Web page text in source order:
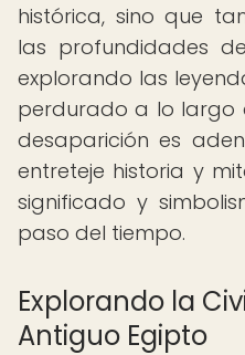
histórica, sino que
las profundidades
explorando las
perdurado a lo largo
desaparición es
entreteje historia y
significado y
paso del tiempo.
Explorando la
Antiguo Egipto